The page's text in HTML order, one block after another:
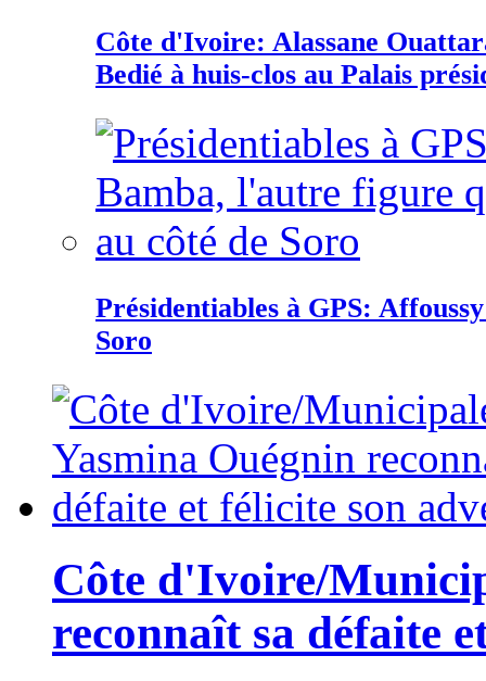
Côte d'Ivoire: Alassane
Bedié à huis-clos au Palais
Présidentiables à GPS:
Soro
Côte d'Ivoire/
reconnaît sa défaite